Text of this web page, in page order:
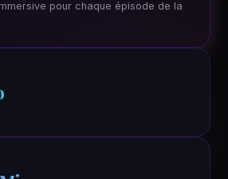
pour chaque épisode de la